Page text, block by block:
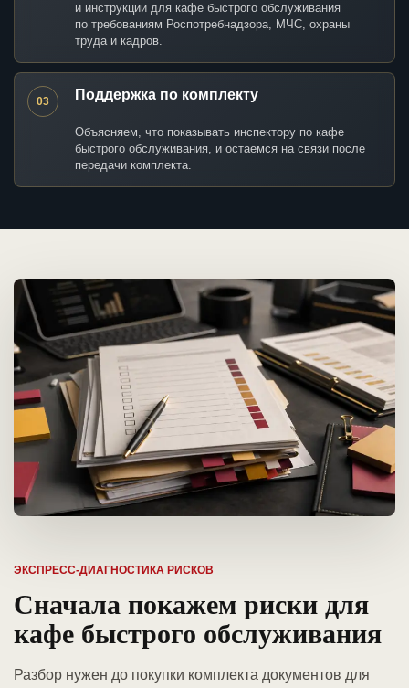
и инструкции для кафе быстрого обслуживания
по требованиям Роспотребнадзора, МЧС, охраны
труда и кадров.
03 Поддержка по комплекту
Объясняем, что показывать инспектору по кафе
быстрого обслуживания, и остаемся на связи после
передачи комплекта.
ЭКСПРЕСС-ДИАГНОСТИКА РИСКОВ
Сначала покажем риски для
кафе быстрого обслуживания
Разбор нужен до покупки комплекта документов для